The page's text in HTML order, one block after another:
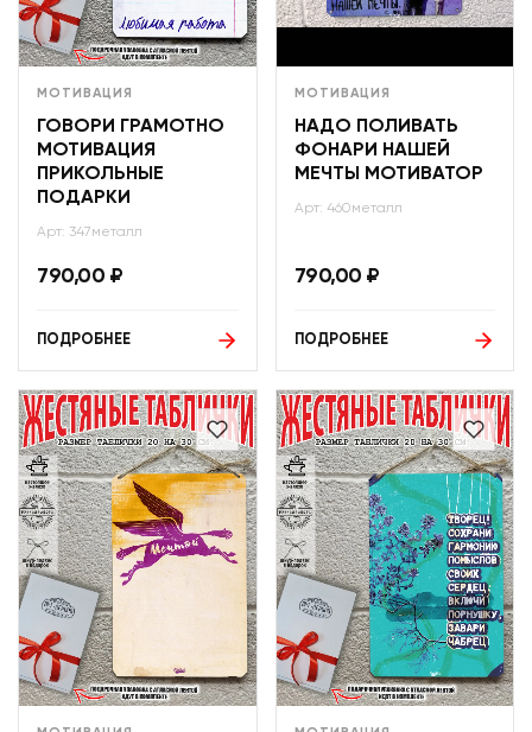
МОТИВАЦИЯ
ГОВОРИ ГРАМОТНО
МОТИВАЦИЯ
ПРИКОЛЬНЫЕ
ПОДАРКИ
Арт: 347металл
790,00 ₽
ПОДРОБНЕЕ
МОТИВАЦИЯ
НАДО ПОЛИВАТЬ
ФОНАРИ НАШЕЙ
МЕЧТЫ МОТИВАТОР
Арт: 460металл
790,00 ₽
ПОДРОБНЕЕ